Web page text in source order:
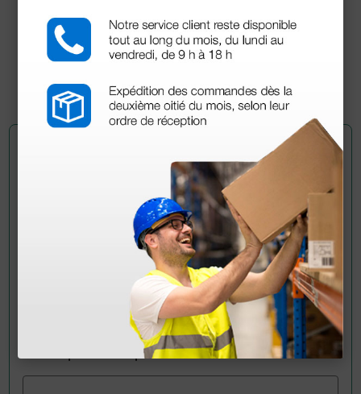
Manual de usuario
Certificado CE
Pregúntale a un colega
¿Todavía tienes alguna duda? ¿Necesitas más
Envía ahora mismo tu pregunta a los colegas que ya
han adquirido este producto.